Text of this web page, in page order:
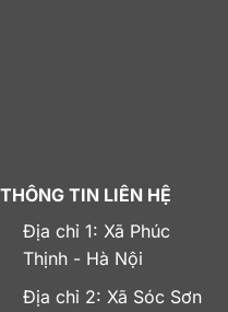
THÔNG TIN LIÊN HỆ
Địa chỉ 1: Xã Phúc
Thịnh - Hà Nội
Địa chỉ 2: Xã Sóc Sơn